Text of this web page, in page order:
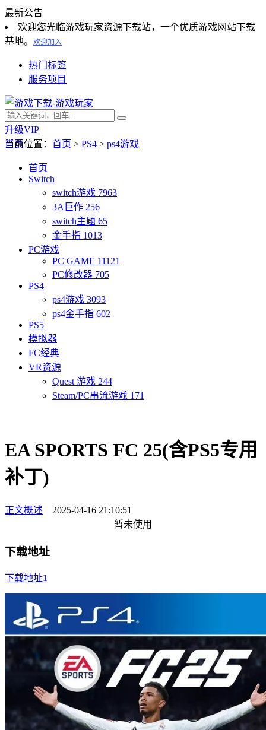
最新公告
欢迎您光临游戏玩家资源下载站，一个优质游戏网站下载
基地。
欢迎加入
热门标签
服务项目
升级VIP
首页
首页
Switch
switch游戏 7963
3A巨作 256
switch主题 65
金手指 1013
PC游戏
PC GAME 11121
PC修改器 705
PS4
ps4游戏 3093
ps4金手指 602
PS5
模拟器
FC经典
VR资源
Quest 游戏 244
Steam/PC串流游戏 171
当前位置： 首页 > PS4 > ps4游戏
EA SPORTS FC 25(含PS5专用
补丁)
正文概述
2025-04-16 21:10:51
暂未使用
下载地址
下载地址1